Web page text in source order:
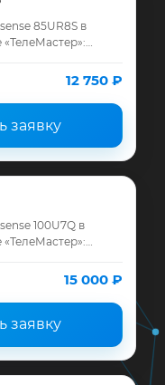
85UR8S в
до 1212 750 ₽
заявку
100U7Q в
до 1215 000 ₽
заявку